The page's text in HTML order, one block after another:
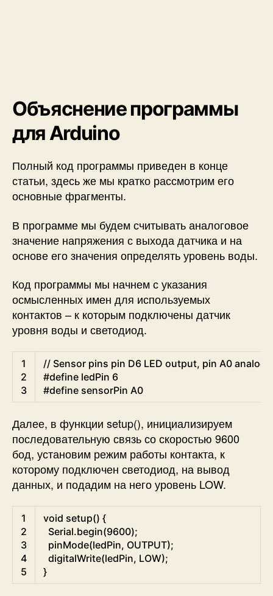
Объяснение программы
для Arduino
Полный код программы приведен в конце
статьи, здесь же мы кратко рассмотрим его
основные фрагменты.
В программе мы будем считывать аналоговое
значение напряжения с выхода датчика и на
основе его значения определять уровень воды.
Код программы мы начнем с указания
осмысленных имен для используемых
контактов – к которым подключены датчик
уровня воды и светодиод.
Arduino
1
2
3
// Sensor pins pin D6 LED output, pin A0 analog
#define ledPin 6
#define sensorPin A0
Далее, в функции setup(), инициализируем
последовательную связь со скоростью 9600
бод, установим режим работы контакта, к
которому подключен светодиод, на вывод
данных, и подадим на него уровень LOW.
1
2
3
4
5
void setup() {
Serial.begin(9600);
pinMode(ledPin, OUTPUT);
digitalWrite(ledPin, LOW);
}